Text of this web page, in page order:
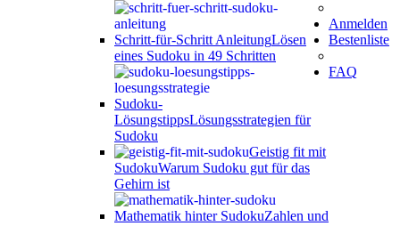
Schritt-für-Schritt AnleitungLösen
eines Sudoku in 49 Schritten
Sudoku-
LösungstippsLösungsstrategien für
Sudoku
Geistig fit mit
SudokuWarum Sudoku gut für das
Gehirn ist
Mathematik hinter SudokuZahlen und
Anmelden
Bestenliste
FAQ